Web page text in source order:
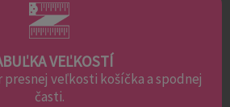
VEĽKOSTÍ
presnej veľkosti košíčka a spodnej
časti.